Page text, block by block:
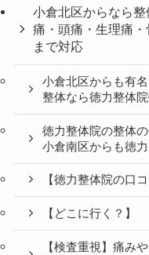
小倉北区からなら
痛・頭痛・生理痛
まで対応
小倉北区からも有
整体なら徳力整体
徳力整体院の整体
小倉南区からも徳
【徳力整体院の口コ
【どこに行く？】
【検査重視】痛み